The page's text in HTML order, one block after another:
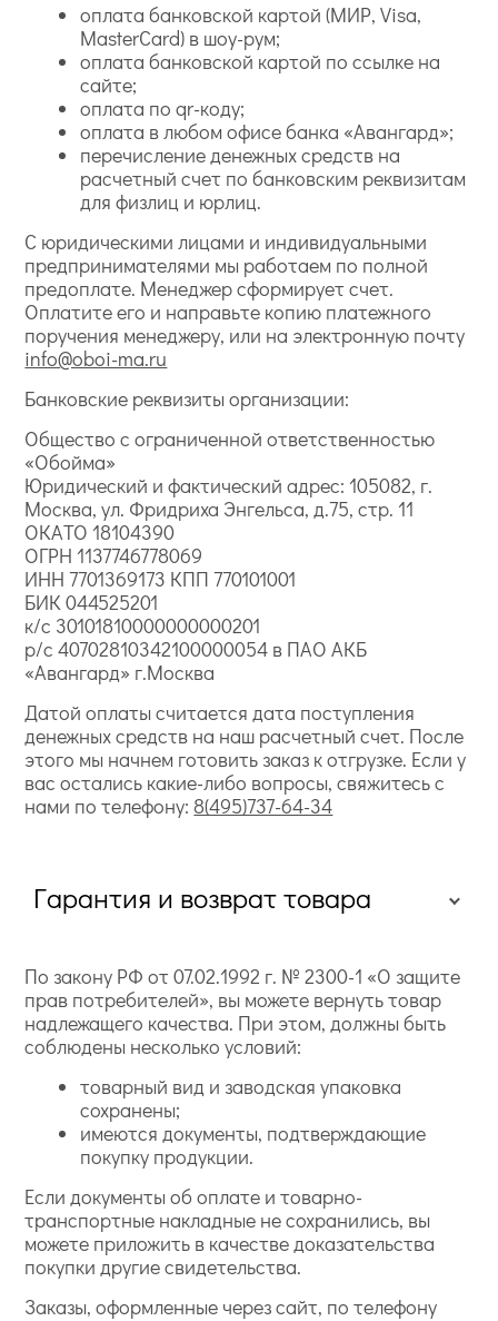
оплата банковской картой (МИР, Visa,
MasterCard) в шоу-рум;
оплата банковской картой по ссылке на
сайте;
оплата по qr-коду;
оплата в любом офисе банка «Авангард»;
перечисление денежных средств на
расчетный счет по банковским реквизитам
для физлиц и юрлиц.
С юридическими лицами и индивидуальными
предпринимателями мы работаем по полной
предоплате. Менеджер сформирует счет.
Оплатите его и направьте копию платежного
поручения менеджеру, или на электронную почту
info@oboi-ma.ru
Банковские реквизиты организации:
Общество с ограниченной ответственностью
«Обойма»
Юридический и фактический адрес: 105082, г.
Москва, ул. Фридриха Энгельса, д.75, стр. 11
ОКАТО 18104390
ОГРН 1137746778069
ИНН 7701369173 КПП 770101001
БИК 044525201
к/с 30101810000000000201
р/с 40702810342100000054 в ПАО АКБ
«Авангард» г.Москва
Датой оплаты считается дата поступления
денежных средств на наш расчетный счет. После
этого мы начнем готовить заказ к отгрузке. Если у
вас остались какие-либо вопросы, свяжитесь с
нами по телефону: 8(495)737-64-34
Гарантия и возврат товара
По закону РФ от 07.02.1992 г. № 2300-1 «О защите
прав потребителей», вы можете вернуть товар
надлежащего качества. При этом, должны быть
соблюдены несколько условий:
товарный вид и заводская упаковка
сохранены;
имеются документы, подтверждающие
покупку продукции.
Если документы об оплате и товарно-
транспортные накладные не сохранились, вы
можете приложить в качестве доказательства
покупки другие свидетельства.
Заказы, оформленные через сайт, по телефону